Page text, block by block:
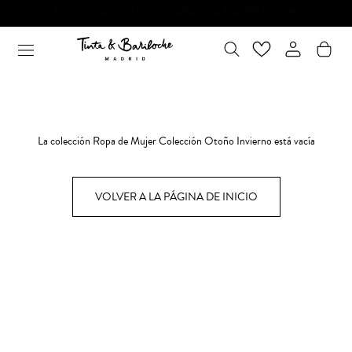
al
contenido
La colección Ropa de Mujer Colección Otoño Invierno está vacía
VOLVER A LA PÁGINA DE INICIO